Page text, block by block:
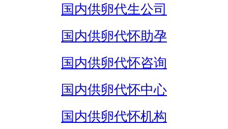
国内供卵代生公司
国内供卵代怀助孕
国内供卵代怀咨询
国内供卵代怀中心
国内供卵代怀机构